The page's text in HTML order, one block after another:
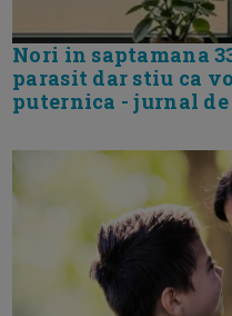
Nori in saptamana
parasit dar stiu ca
puternica - jurnal